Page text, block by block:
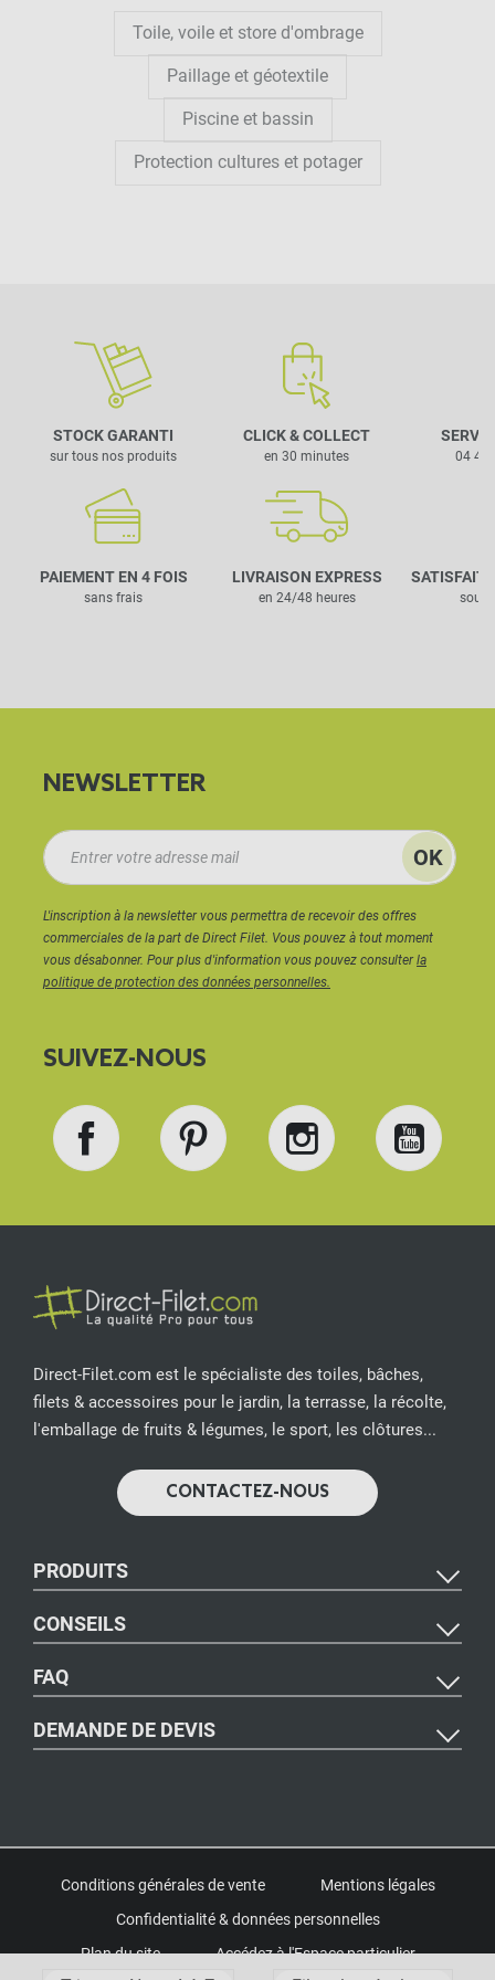
Toile, voile et store d'ombrage
Paillage et géotextile
Piscine et bassin
Protection cultures et potager
STOCK GARANTI
sur tous nos produits
CLICK & COLLECT
en 30 minutes
PAIEMENT EN 4 FOIS
sans frais
LIVRAISON EXPRESS
en 24/48 heures
04 42
SATISFAIT
sous
NEWSLETTER
L'inscription à la newsletter vous permettra de recevoir des offres
commerciales de la part de Direct Filet. Vous pouvez à tout moment
vous désabonner. Pour plus d'information vous pouvez consulterla
politique de protection des données personnelles.
SUIVEZ-NOUS
Direct-Filet.com est le spécialiste des toiles, bâches,
filets & accessoires pour le jardin, la terrasse, la récolte,
l'emballage de fruits & légumes, le sport, les clôtures...
CONTACTEZ-NOUS
PRODUITS
CONSEILS
FAQ
DEMANDE DE DEVIS
Conditions générales de vente
Mentions légales
Confidentialité & données personnelles
Plan du site
Accédez à l'Espace particulier